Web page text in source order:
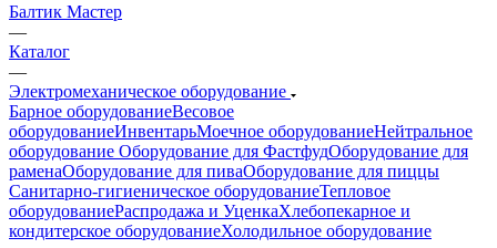
Балтик Мастер
—
Каталог
—
Электромеханическое оборудование
Барное оборудованиеВесовое
оборудованиеИнвентарьМоечное оборудованиеНейтральное
оборудование Оборудование для ФастфудОборудование для
раменаОборудование для пиваОборудование для пиццы
Санитарно-гигиеническое оборудованиеТепловое
оборудованиеРаспродажа и УценкаХлебопекарное и
кондитерское оборудованиеХолодильное оборудование